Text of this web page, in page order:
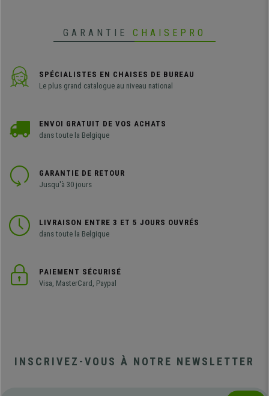
GARANTIE CHAISEPRO
SPÉCIALISTES EN CHAISES DE BUREAU
Le plus grand catalogue au niveau national
ENVOI GRATUIT DE VOS ACHATS
dans toute la Belgique
GARANTIE DE RETOUR
Jusqu'à 30 jours
LIVRAISON ENTRE 3 ET 5 JOURS OUVRÉS
dans toute la Belgique
PAIEMENT SÉCURISÉ
Visa, MasterCard, Paypal
INSCRIVEZ-VOUS À NOTRE NEWSLETTER